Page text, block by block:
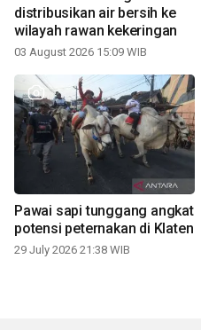
distribusikan air bersih ke
wilayah rawan kekeringan
03 August 2026 15:09 WIB
Pawai sapi tunggang angkat
potensi peternakan di Klaten
29 July 2026 21:38 WIB